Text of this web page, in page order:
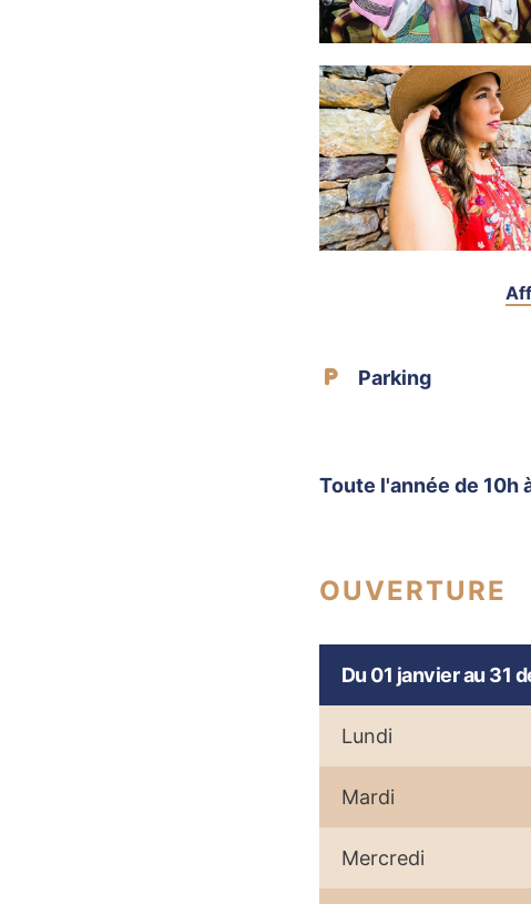
Parking
Toute l'année de 10h
OUVERTURE
Du 01 janvier au 31
Lundi
Mardi
Mercredi